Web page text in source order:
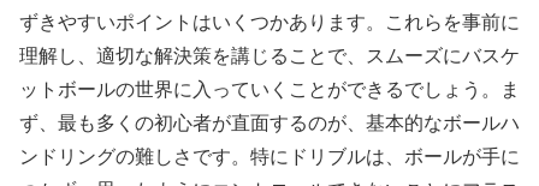
ずきやすいポイントはいくつかあります。これらを事前に
理解し、適切な解決策を講じることで、スムーズにバスケ
ットボールの世界に入っていくことができるでしょう。ま
ず、最も多くの初心者が直面するのが、基本的なボールハ
ンドリングの難しさです。特にドリブルは、ボールが手に